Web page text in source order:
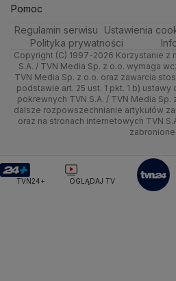
Pogoda Lubartów
Pogoda GąskiPogoda PłońskPogoda
Pogoda Łeba Pogoda Puck
Pogoda
Pogoda KartuzyPogoda Wołomin
Pogoda RadomskoPogoda Bochnia
Pogoda Krynica MorskaPogoda
Pogoda GnieznoPogoda Jelenia Góra
Pogoda
Pogoda Krynica-Zdrój
Pogoda
Pogoda Suwałki Pogoda Radom
Podróże
Smog
Ciekawostki
Quizy
Trójmiasto
Wrocław
Kielce
Kujawsko-pomorskie
Lublin
Olsztyn
Rynki
Dla firm
Handel
Ze świata
Tech
Dla seniora
Skoki Narciarskie
Sporty zimowe
Lekkoatletyka
Siatkówka
F1
Świat
Polityka
Zdrowie
Tech
Nauka
Gorące Tematy
Wyślij zgłoszenie
TVN
Dzień Dobry TVN
Uwaga TVN
HGTV
TVN Turbo
TVN7
Pomoc
Centrum pomocy
Test zgodności
Oglądaj na TV
Zrealizuj voucher
Regulamin serwisu Ustawienia
Polityka prywatności
Copyright (C) 1997-2026 Korzystanie z
S.A. / TVN Media Sp. z o.o. wymaga
TVN Media Sp. z o.o. oraz zawarcia
podstawie art. 25 ust. 1 pkt. 1 b)
pokrewnych TVN S.A. / TVN Media
dalsze rozpowszechnianie artykułów
oraz na stronach internetowych TVN
zabronione.
TVN24+ OGLĄDAJ TV